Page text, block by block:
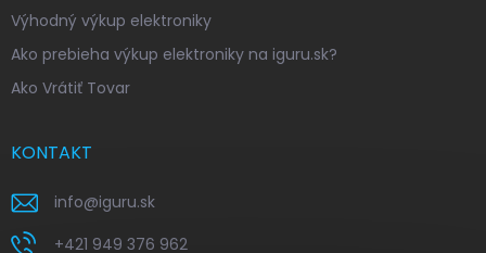
Výhodný výkup elektroniky
Ako prebieha výkup elektroniky na iguru.sk?
Ako Vrátiť Tovar
KONTAKT
info@iguru.sk
+421 949 376 962